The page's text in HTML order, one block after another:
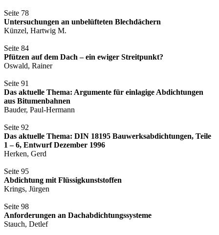
Seite 78
Untersuchungen an unbelüfteten Blechdächern
Künzel, Hartwig M.
Seite 84
Pfützen auf dem Dach – ein ewiger Streitpunkt?
Oswald, Rainer
Seite 91
Das aktuelle Thema: Argumente für einlagige Abdichtungen
aus Bitumenbahnen
Bauder, Paul-Hermann
Seite 92
Das aktuelle Thema: DIN 18195 Bauwerksabdichtungen, Teile
1 – 6, Entwurf Dezember 1996
Herken, Gerd
Seite 95
Abdichtung mit Flüssigkunststoffen
Krings, Jürgen
Seite 98
Anforderungen an Dachabdichtungssysteme
Stauch, Detlef